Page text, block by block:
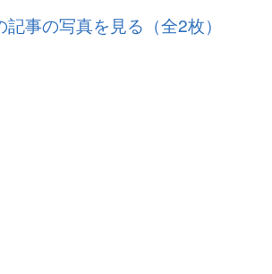
記事の写真を見る（全2枚）